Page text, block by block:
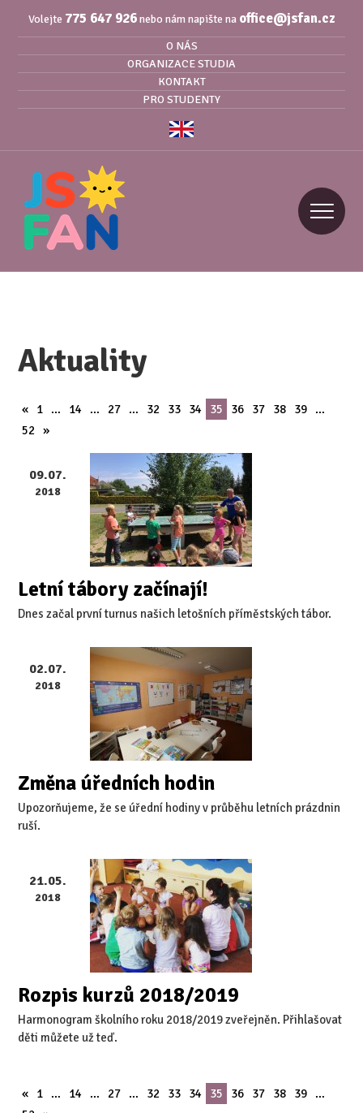
Volejte 775 647 926nebo nám napište na office@jsfan.cz
O NÁS
ORGANIZACE STUDIA
KONTAKT
PRO STUDENTY
Aktuality
« 1 … 14 … 27 … 32 33 34 35 36 37 38 39
…
52 »
09.07.
2018
Letní tábory začínají!
Dnes začal první turnus našich letošních příměstských tábor.
02.07.
2018
Změna úředních hodin
Upozorňujeme, že se úřední hodiny v průběhu letních prázdnin
ruší.
21.05.
2018
Rozpis kurzů 2018/2019
Harmonogram školního roku 2018/2019 zveřejněn. Přihlašovat
děti můžete už teď.
« 1 … 14 … 27 … 32 33 34 35 36 37 38 39
…